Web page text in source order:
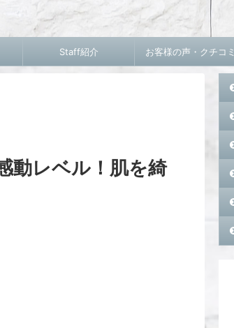
Staff紹介 お客様の声・クチコミ
動レベル！肌を綺